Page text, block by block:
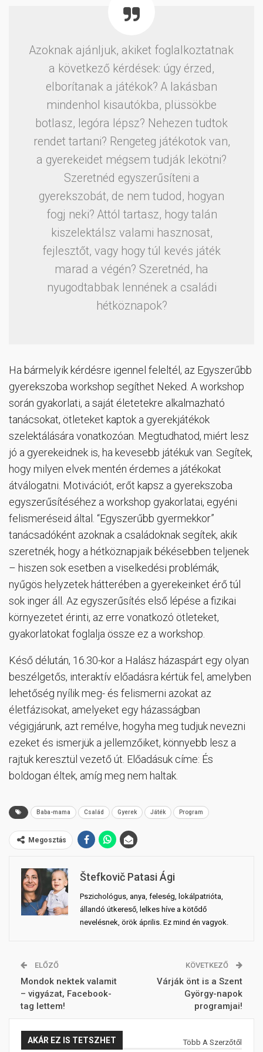
Azoknak ajánljuk, akiket foglalkoztatnak
a következő kérdések: úgy érzed,
elborítanak a játékok? A lakásban
mindenhol kisautókba, plüssökbe
botlasz, legóra lépsz? Nehezen tudtok
rendet tartani? Rengeteg játékotok van,
a gyerekeidet mégsem tudják lekötni?
Szeretnéd egyszerűsíteni a
gyerekszobát, de nem tudod, hogyan
fogj neki? Attól tartasz, hogy talán
kiszelektálsz valami hasznosat,
fejlesztőt, vagy hogy túl kevés játék
marad a végén? Szeretnéd, ha
nyugodtabbak lennének a családi
hétköznapok?
Ha bármelyik kérdésre igennel feleltél, az Egyszerűbb
gyerekszoba workshop segíthet Neked. A workshop
során gyakorlati, a saját életetekre alkalmazható
tanácsokat, ötleteket kaptok a gyerekjátékok
szelektálására vonatkozóan. Megtudhatod, miért lesz
jó a gyerekeidnek is, ha kevesebb játékuk van. Segítek,
hogy milyen elvek mentén érdemes a játékokat
átválogatni. Motivációt, erőt kapsz a gyerekszoba
egyszerűsítéséhez a workshop gyakorlatai, egyéni
felismeréseid által. “Egyszerűbb gyermekkor”
tanácsadóként azoknak a családoknak segítek, akik
szeretnék, hogy a hétköznapjaik békésebben teljenek
– hiszen sok esetben a viselkedési problémák,
nyűgös helyzetek hátterében a gyerekeinket érő túl
sok inger áll. Az egyszerűsítés első lépése a fizikai
környezetet érinti, az erre vonatkozó ötleteket,
gyakorlatokat foglalja össze ez a workshop.
Késő délután, 16.30-kor a Halász házaspárt egy olyan
beszélgetős, interaktív előadásra kértük fel, amelyben
lehetőség nyílik meg- és felismerni azokat az
életfázisokat, amelyeket egy házasságban
végigjárunk, azt remélve, hogyha meg tudjuk nevezni
ezeket és ismerjük a jellemzőiket, könnyebb lesz a
rajtuk keresztül vezető út. Előadásuk címe: És
boldogan éltek, amíg meg nem haltak.
Baba-mama Család Gyerek Játék Program
Megosztás
Štefkovič Patasi Ági
Pszichológus, anya, feleség, lokálpatrióta,
állandó útkereső, lelkes híve a kötődő
nevelésnek, örök április. Ez mind én vagyok.
ELŐZŐ
Mondok nektek valamit
– vigyázat, Facebook-
tag lettem!
KÖVETKEZŐ
Várják önt is a Szent
György-napok
programjai!
AKÁR EZ IS TETSZHET Több A Szerzőtől